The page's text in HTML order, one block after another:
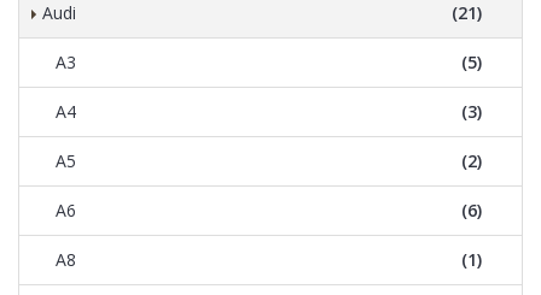
Audi (21)
A3 (5)
A4 (3)
A5 (2)
A6 (6)
A8 (1)